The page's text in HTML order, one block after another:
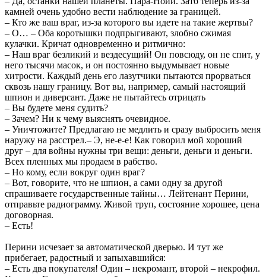
камней очень удобно вести наблюдение за границей.
– Кто же ваш враг, из-за которого вы идете на такие жертвы?
– О… – Оба коротышки подпрыгивают, злобно сжимая
кулачки. Кричат одновременно и ритмично:
– Наш враг безликий и вездесущий! Он повсюду, он не спит, у
него тысячи масок, и он постоянно выдумывает новые
хитрости. Каждый день его лазутчики пытаются прорваться
сквозь нашу границу. Вот вы, например, самый настоящий
шпион и диверсант. Даже не пытайтесь отрицать
– Вы будете меня судить?
– Зачем? Ни к чему выяснять очевидное.
– Уничтожите? Предлагаю не медлить и сразу выбросить меня
наружу на расстрел.– Э, не-е-е! Как говорил мой хороший
друг – для войны нужны три вещи: деньги, деньги и деньги.
Всех пленных мы продаем в рабство.
– Но кому, если вокруг один враг?
– Вот, говорите, что не шпион, а сами одну за другой
спрашиваете государственные тайны… Лейтенант Перини,
отправьте радиограмму. Живой труп, состояние хорошее, цена
договорная.
– Есть!
Перини исчезает за автоматической дверью. И тут же
прибегает, радостный и запыхавшийся:
– Есть два покупателя! Один – некромант, второй – некрофил.